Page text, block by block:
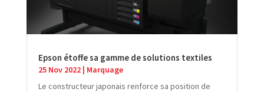
Epson étoffe sa gamme de solutions textiles
25 Nov 2022| Marquage
Le constructeur japonais renforce sa position de